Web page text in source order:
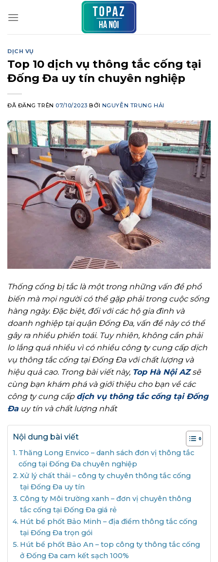
đến
DỊCH VỤ
Top 10 dịch vụ thông tắc cống tại
Đống Đa uy tín chuyên nghiệp
ĐÃ ĐĂNG TRÊN 07/10/2023 BỞI NGUYỄN TRUNG HẢI
Thống cống bị tắc là một trong những vấn đề phổ
biến mà mọi người có thể gặp phải trong cuộc sống
hàng ngày. Đặc biệt, đối với các hộ gia đình và
doanh nghiệp tại quận Đống Đa, vấn đề này có thể
gây ra nhiều phiền toái. Tuy nhiên, không cần phải
lo lắng quá nhiều vì có nhiều công ty cung cấp dịch
vụ thông tắc cống tại Đống Đa với chất lượng và
hiệu quả cao. Trong bài viết này, Top Hà Nội AZ sẽ
cùng bạn khám phá và giới thiệu cho bạn về các
công ty cung cấp dịch vụ thông tắc cống tại Đống
Đa uy tín và chất lượng nhất
Nội dung bài viết
Thăng Long Envico – danh sách đơn vị thông tắc
cống tại Đống Đa chuyên nghiệp
Xử lý chất thải – công ty chuyên thông tắc cống
tại Đống Đa uy tín
Công ty Môi trường xanh – đơn vị chuyên thông
tắc cống tại Đống Đa giá rẻ
Hút bể phốt Bảo Minh – địa điểm thông tắc cống
tại Đống Đa trọn gói
Hút bể phốt Bảo An – top công ty thông tắc cống
ở Đống Đa cam kết sạch 100%